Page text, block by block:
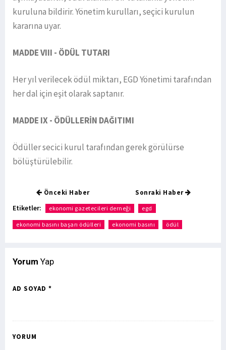
kuruluna bildirir. Yönetim kurulları, seçici kurulun
kararına uyar.
MADDE VIII - ÖDÜL TUTARI
Her yıl verilecek ödül miktarı, EGD Yönetimi tarafından
her dal için eşit olarak saptanır.
MADDE IX - ÖDÜLLERİN DAĞITIMI
Ödüller secici kurul tarafından gerek görülürse
bölüştürülebilir.
Önceki Haber Sonraki Haber
Etiketler: ekonomi gazetecileri derneği egd
ekonomi basını başarı ödülleri ekonomi basını ödül
Yorum Yap
AD SOYAD *
YORUM